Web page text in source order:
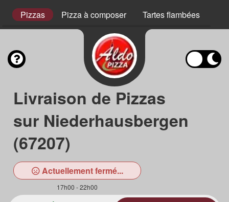
Pizzas Pizza à composer Tartes flambées
Livraison de Pizzas
sur Niederhausbergen
(67207)
Actuellement fermé...
17h00 - 22h00